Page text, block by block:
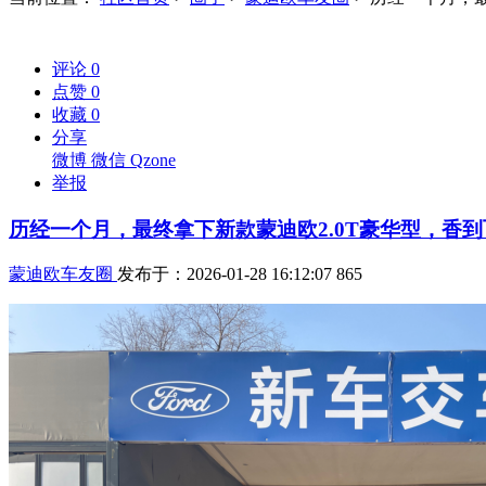
评论 0
点赞 0
收藏 0
分享
微博 微信 Qzone
举报
历经一个月，最终拿下新款蒙迪欧2.0T豪华型，香
蒙迪欧车友圈 发布于：2026-01-28 16:12:07 865